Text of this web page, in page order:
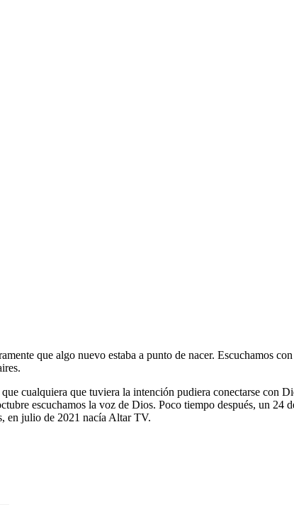
que algo nuevo estaba a punto de nacer. Escuchamos
cualquiera que tuviera la intención pudiera conectarse con
escuchamos la voz de Dios. Poco tiempo después, un 24
en julio de 2021 nacía Altar TV.